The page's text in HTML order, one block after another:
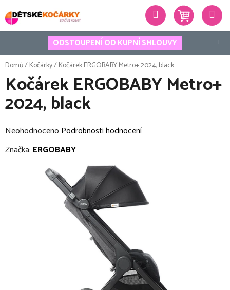
na
obsah
ODSTOUPENÍ OD KUPNÍ SMLOUVY
Hledat
Domů/Kočárky/Kočárek ERGOBABY Metro+ 2024, black
Kočárek ERGOBABY Metro+
2024, black
Průměrné
hodnocení
Neohodnoceno Podrobnosti hodnocení
Značka: ERGOBABY